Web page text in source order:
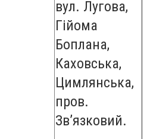
вул. Лугова,
Гійома
Боплана,
Каховська,
Цимлянська,
пров.
Зв’язковий.